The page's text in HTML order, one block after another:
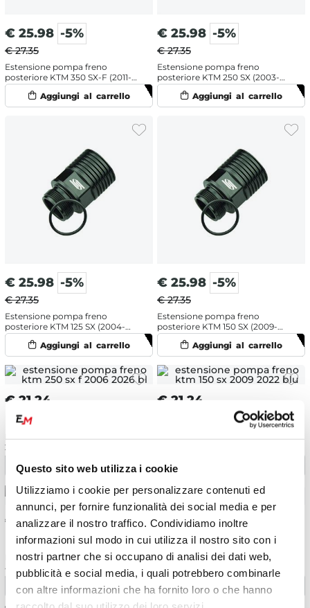
Questo sito web utilizza i cookie
Utilizziamo i cookie per personalizzare contenuti ed
annunci, per fornire funzionalità dei social media e per
analizzare il nostro traffico. Condividiamo inoltre
informazioni sul modo in cui utilizza il nostro sito con i
nostri partner che si occupano di analisi dei dati web,
pubblicità e social media, i quali potrebbero combinarle
con altre informazioni che ha fornito loro o che hanno
€ 25.98 -5%
€ 27.35
Estensione pompa freno
posteriore KTM 350 SX-F (2011-
2026)
€ 25.98 -5%
€ 27.35
Estensione pompa freno
posteriore KTM 250 SX (2003-
2026)
€ 25.98 -5%
€ 27.35
Estensione pompa freno
posteriore KTM 125 SX (2004-
2026)
€ 25.98 -5%
€ 27.35
Estensione pompa freno
posteriore KTM 150 SX (2009-
2022)
€ 21.24
Estensione pompa freno KTM
250 SX-F (2006-2026) Blu -
NRTeam
€ 21.24
Estensione pompa freno KTM
€ 21.24
Estensione pompa freno KTM
450 SX-F (2009-2026) Arancione
- NRTeam
€ 21.24
Estensione pompa freno KTM
250 SX (2003-2026) Blu -
NRTeam